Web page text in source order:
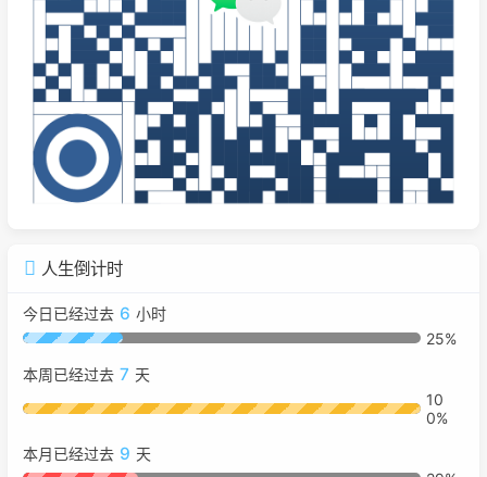
人生倒计时
今日已经过去 6 小时
25%
本周已经过去 7 天
10
0%
本月已经过去 9 天